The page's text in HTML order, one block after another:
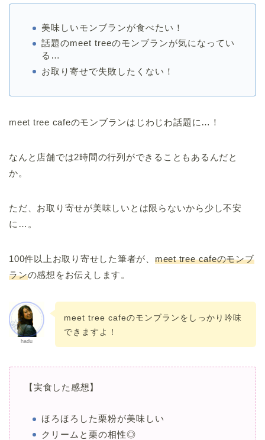
美味しいモンブランが食べたい！
話題のmeet treeのモンブランが気になってい
る…
お取り寄せで失敗したくない！
meet tree cafeのモンブランはじわじわ話題に…！
なんと店舗では2時間の行列ができることもあるんだと
か。
ただ、お取り寄せが美味しいとは限らないから少し不安
に…。
100件以上お取り寄せした筆者が、 meet tree cafeのモンブ
ランの感想をお伝えします。
hadu
meet tree cafeのモンブランをしっかり吟味
できますよ！
【実食した感想】
ほろほろした栗粉が美味しい
クリームと栗の相性◎